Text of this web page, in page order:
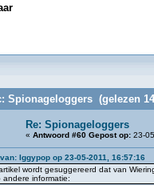
Spionageloggers (gelezen
Re: Spionageloggers
« Antwoord #60 Gepost op:23-
Iggypop op 23-05-2011, 16:57:16
wordt gesuggereerd dat van
andere informatie: